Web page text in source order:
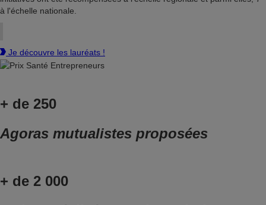
à l'échelle nationale.
Je découvre les lauréats !
+ de 250
Agoras mutualistes proposées
+ de 2 000